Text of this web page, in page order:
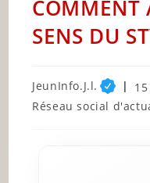
COMMENT
SENS DU
Post
author:
JeunInfo.J.l.
Post
Réseau social